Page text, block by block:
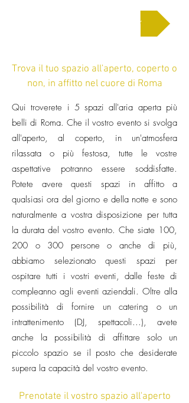
Chiedi un preventivo
Trova il tuo spazio all'aperto, coperto o
non, in affitto nel cuore di Roma
Qui troverete i 5 spazi all'aria aperta più
belli di Roma. Che il vostro evento si svolga
all'aperto, al coperto, in un'atmosfera
rilassata o più festosa, tutte le vostre
aspettative potranno essere soddisfatte.
Potete avere questi spazi in affitto a
qualsiasi ora del giorno e della notte e sono
naturalmente a vostra disposizione per tutta
la durata del vostro evento. Che siate 100,
200 o 300 persone o anche di più,
abbiamo selezionato questi spazi per
ospitare tutti i vostri eventi, dalle feste di
compleanno agli eventi aziendali. Oltre alla
possibilità di fornire un catering o un
intrattenimento (DJ, spettacoli...), avete
anche la possibilità di affittare solo un
piccolo spazio se il posto che desiderate
supera la capacità del vostro evento.
Prenotate il vostro spazio all'aperto